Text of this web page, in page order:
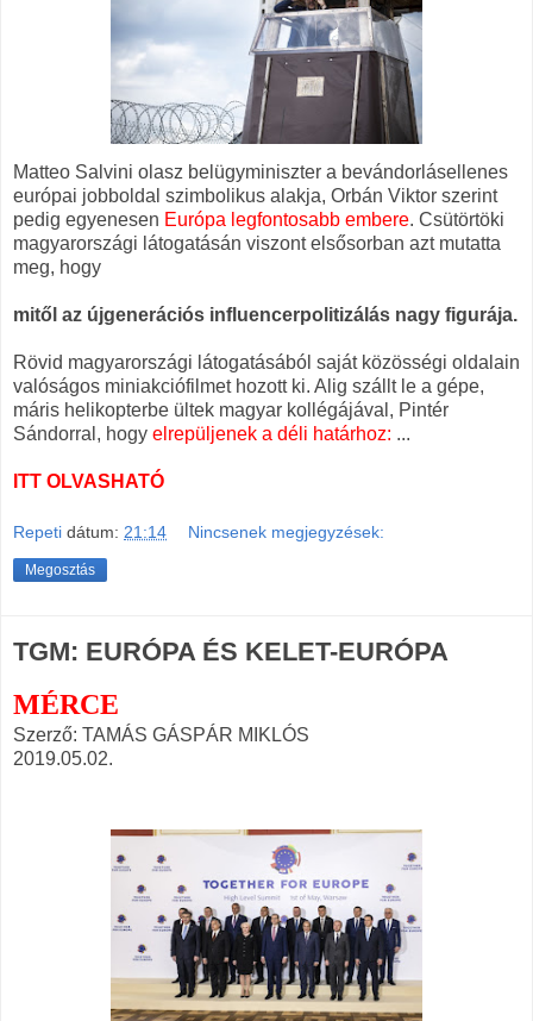
Matteo Salvini olasz belügyminiszter a bevándorlásellenes
európai jobboldal szimbolikus alakja, Orbán Viktor szerint
pedig egyenesen Európa legfontosabb embere. Csütörtöki
magyarországi látogatásán viszont elsősorban azt mutatta
meg, hogy
mitől az újgenerációs influencerpolitizálás nagy figurája.
Rövid magyarországi látogatásából saját közösségi oldalain
valóságos miniakciófilmet hozott ki. Alig szállt le a gépe,
máris helikopterbe ültek magyar kollégájával, Pintér
Sándorral, hogy elrepüljenek a déli határhoz: ...
ITT OLVASHATÓ
Repeti dátum: 21:14 Nincsenek megjegyzések:
Megosztás
TGM: EURÓPA ÉS KELET-EURÓPA
MÉRCE
Szerző: TAMÁS GÁSPÁR MIKLÓS
2019.05.02.